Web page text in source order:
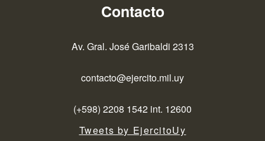
Contacto
Av. Gral. José Garibaldi 2313
contacto@ejercito.mil.uy
(+598) 2208 1542 int. 12600
Tweets by EjercitoUy